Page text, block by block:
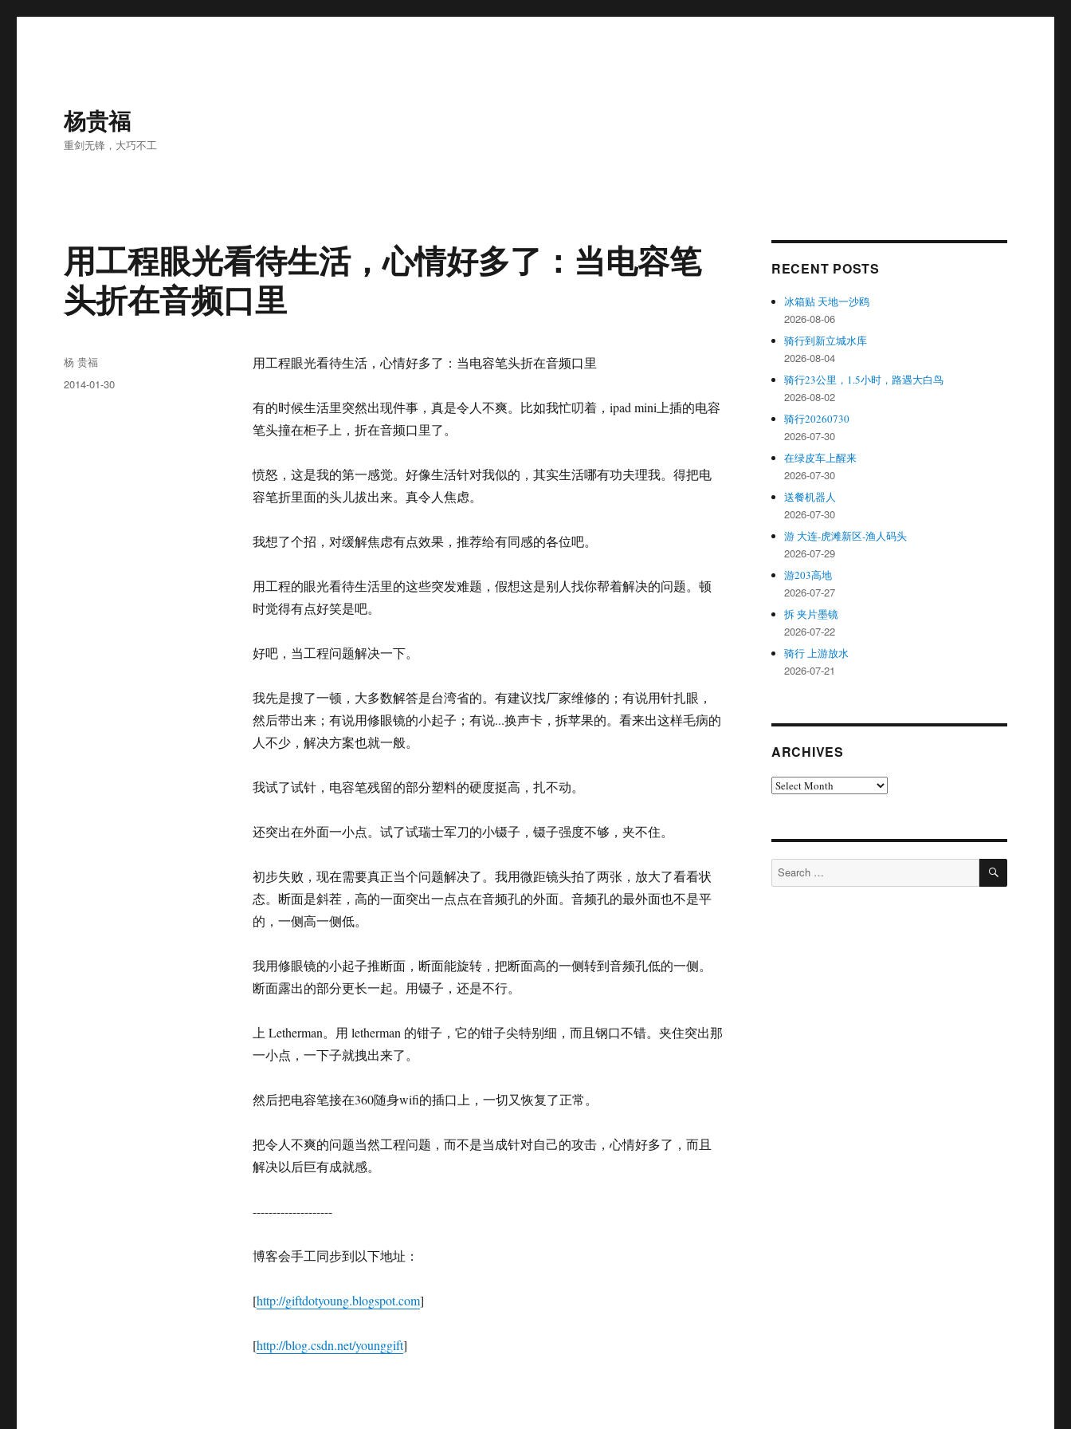
杨贵福
重剑无锋，大巧不工
用工程眼光看待生活，心情好多了：当电容笔
头折在音频口里
用工程眼光看待生活，心情好多了：当电容笔头折在音频口里
有的时候生活里突然出现件事，真是令人不爽。比如我忙叨着，ipad mini上插的电容
笔头撞在柜子上，折在音频口里了。
愤怒，这是我的第一感觉。好像生活针对我似的，其实生活哪有功夫理我。得把电
容笔折里面的头儿拔出来。真令人焦虑。
我想了个招，对缓解焦虑有点效果，推荐给有同感的各位吧。
用工程的眼光看待生活里的这些突发难题，假想这是别人找你帮着解决的问题。顿
时觉得有点好笑是吧。
好吧，当工程问题解决一下。
我先是搜了一顿，大多数解答是台湾省的。有建议找厂家维修的；有说用针扎眼，
然后带出来；有说用修眼镜的小起子；有说...换声卡，拆苹果的。看来出这样毛病的
人不少，解决方案也就一般。
我试了试针，电容笔残留的部分塑料的硬度挺高，扎不动。
还突出在外面一小点。试了试瑞士军刀的小镊子，镊子强度不够，夹不住。
初步失败，现在需要真正当个问题解决了。我用微距镜头拍了两张，放大了看看状
态。断面是斜茬，高的一面突出一点点在音频孔的外面。音频孔的最外面也不是平
的，一侧高一侧低。
我用修眼镜的小起子推断面，断面能旋转，把断面高的一侧转到音频孔低的一侧。
断面露出的部分更长一起。用镊子，还是不行。
上 Letherman。用 letherman 的钳子，它的钳子尖特别细，而且钢口不错。夹住突出那
一小点，一下子就拽出来了。
然后把电容笔接在360随身wifi的插口上，一切又恢复了正常。
把令人不爽的问题当然工程问题，而不是当成针对自己的攻击，心情好多了，而且
解决以后巨有成就感。
--------------------
博客会手工同步到以下地址：
[http://giftdotyoung.blogspot.com]
[http://blog.csdn.net/younggift]
Author
杨 贵福
Posted
2014-01-30
RECENT POSTS
冰箱贴 天地一沙鸥
2026-08-06
骑行到新立城水库
2026-08-04
骑行23公里，1.5小时，路遇大白鸟
2026-08-02
骑行20260730
2026-07-30
在绿皮车上醒来
2026-07-30
送餐机器人
2026-07-30
游 大连-虎滩新区-渔人码头
2026-07-29
游203高地
2026-07-27
拆 夹片墨镜
2026-07-22
骑行 上游放水
2026-07-21
ARCHIVES
Archives
Search
for:
SEARCH